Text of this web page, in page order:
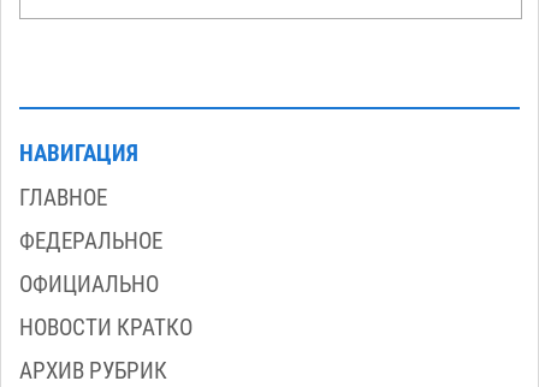
НАВИГАЦИЯ
ГЛАВНОЕ
ФЕДЕРАЛЬНОЕ
ОФИЦИАЛЬНО
НОВОСТИ КРАТКО
АРХИВ РУБРИК